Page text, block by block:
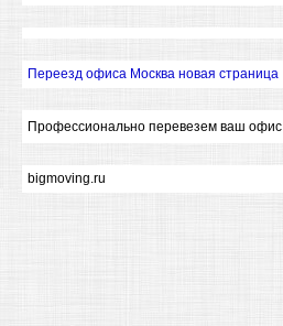
Переезд офиса Москва новая страница
Профессионально перевезем ваш офис
bigmoving.ru